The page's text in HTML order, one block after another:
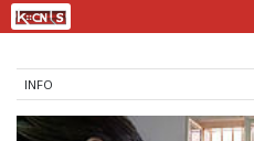
INFO